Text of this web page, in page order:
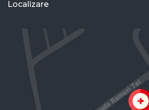
Localizare